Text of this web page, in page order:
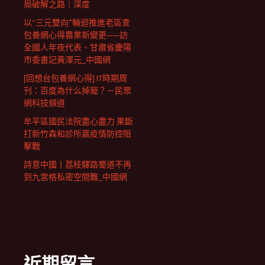
局破解之路｜深度
以“三元雙向”輪迴推進老區查
包養網心得農業新變更——訪
全國人年夜代表、甘肅省慶陽
市委書記黃澤元_中國網
[回想台包養網心得] IT時期周
刊：百度為什么掉寵？－民眾
網科技頻道
牟平區國民法院盡心盡力 果斷
打新竹森和診所贏疫情防控阻
擊戰
詩意中國丨荔枝驛路蜀道不再
到九宮格私密空間難_中國網